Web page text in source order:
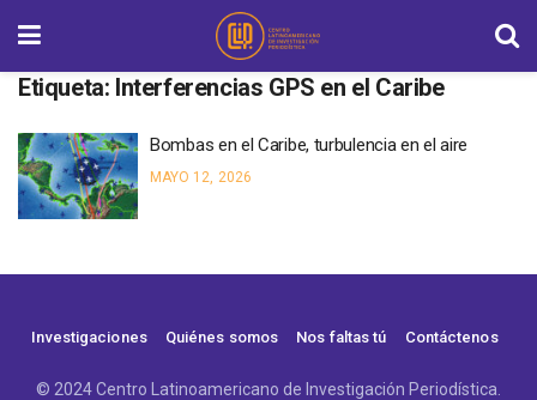
Etiqueta: Interferencias GPS en el Caribe
Bombas en el Caribe, turbulencia en el aire
MAYO 12, 2026
Investigaciones Quiénes somos Nos faltas tú Contáctenos
© 2024 Centro Latinoamericano de Investigación Periodística.